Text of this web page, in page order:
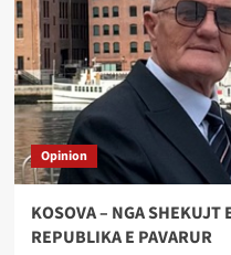
Opinion
KOSOVA – NGA SHEKUJT
REPUBLIKA E PAVARUR